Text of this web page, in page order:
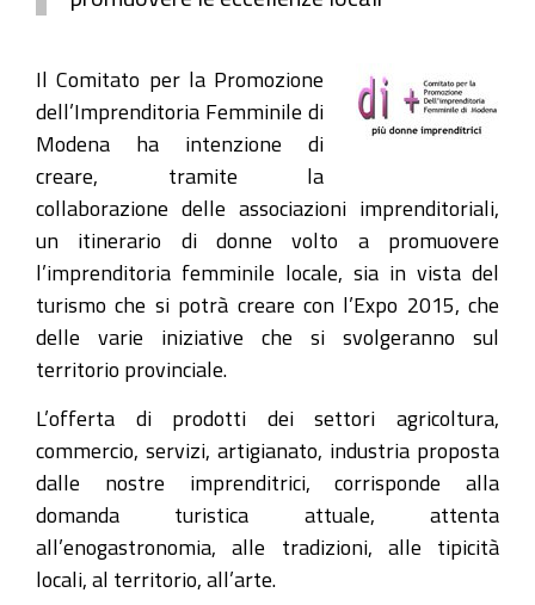
Il Comitato per la Promozione
dell’Imprenditoria Femminile di
Modena ha intenzione di
creare, tramite la
collaborazione delle associazioni imprenditoriali,
un itinerario di donne volto a promuovere
l’imprenditoria femminile locale, sia in vista del
turismo che si potrà creare con l’Expo 2015, che
delle varie iniziative che si svolgeranno sul
territorio provinciale.
L’offerta di prodotti dei settori agricoltura,
commercio, servizi, artigianato, industria proposta
dalle nostre imprenditrici, corrisponde alla
domanda turistica attuale, attenta
all’enogastronomia, alle tradizioni, alle tipicità
locali, al territorio, all’arte.